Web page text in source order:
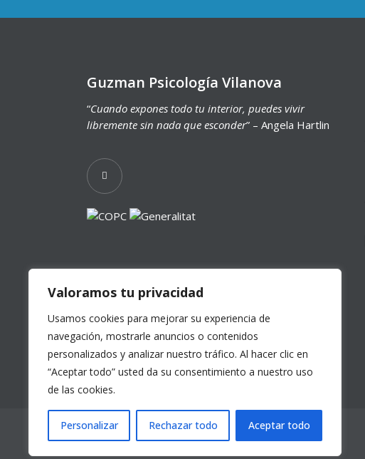
Valoramos tu privacidad
Usamos cookies para mejorar su experiencia de
navegación, mostrarle anuncios o contenidos
personalizados y analizar nuestro tráfico. Al hacer clic en
“Aceptar todo” usted da su consentimiento a nuestro uso
de las cookies.
Personalizar Rechazar todo Aceptar todo
Guzman Psicología Vilanova
“Cuando expones todo tu interior, puedes vivir
libremente sin nada que esconder” – Angela Hartlin
© Clínica Guzmán byGruetzi